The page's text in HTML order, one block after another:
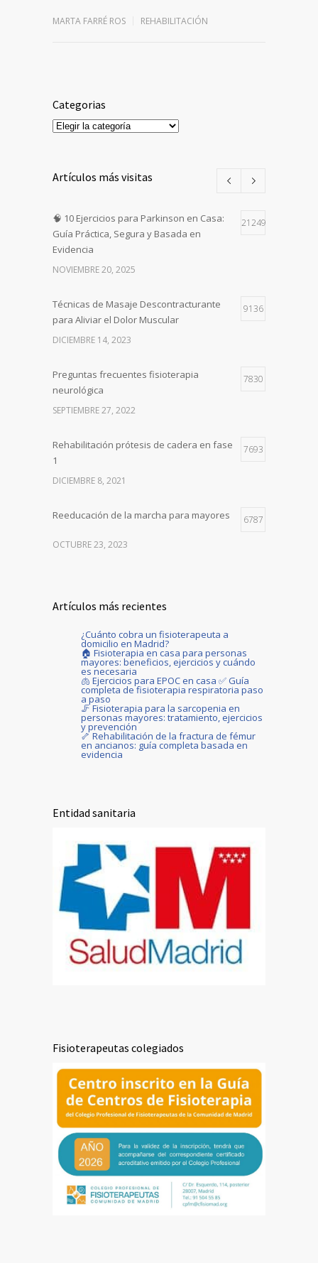
MARTA FARRÉ ROS REHABILITACIÓN
Categorias
Categorias
Artículos más visitas
🧠 10 Ejercicios para Parkinson en Casa:
Guía Práctica, Segura y Basada en
Evidencia
21249
NOVIEMBRE 20, 2025
Técnicas de Masaje Descontracturante
para Aliviar el Dolor Muscular
9136
DICIEMBRE 14, 2023
Preguntas frecuentes fisioterapia
neurológica
7830
SEPTIEMBRE 27, 2022
Rehabilitación prótesis de cadera en fase
1
7693
DICIEMBRE 8, 2021
Reeducación de la marcha para mayores 6787
OCTUBRE 23, 2023
Artículos más recientes
¿Cuánto cobra un fisioterapeuta a
domicilio en Madrid?
🏠 Fisioterapia en casa para personas
mayores: beneficios, ejercicios y cuándo
es necesaria
🫁 Ejercicios para EPOC en casa ✅ Guía
completa de fisioterapia respiratoria paso
a paso
🦵 Fisioterapia para la sarcopenia en
personas mayores: tratamiento, ejercicios
y prevención
🦴 Rehabilitación de la fractura de fémur
en ancianos: guía completa basada en
evidencia
Entidad sanitaria
Fisioterapeutas colegiados